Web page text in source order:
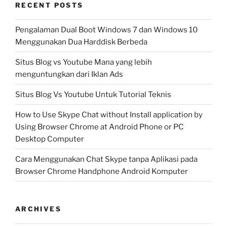
RECENT POSTS
Pengalaman Dual Boot Windows 7 dan Windows 10
Menggunakan Dua Harddisk Berbeda
Situs Blog vs Youtube Mana yang lebih
menguntungkan dari Iklan Ads
Situs Blog Vs Youtube Untuk Tutorial Teknis
How to Use Skype Chat without Install application by
Using Browser Chrome at Android Phone or PC
Desktop Computer
Cara Menggunakan Chat Skype tanpa Aplikasi pada
Browser Chrome Handphone Android Komputer
ARCHIVES